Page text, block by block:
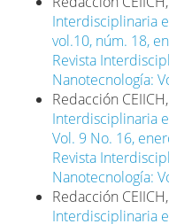
Interdisciplinaria
vol.10, núm. 18,
Revista
Nanotecnología:
Redacción CEIICH,
Interdisciplinaria
Vol. 9 No. 16,
Revista
Nanotecnología:
Redacción CEIICH,
Interdisciplinaria